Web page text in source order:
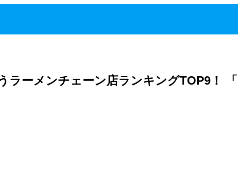
ラーメンチェーン店ランキングTOP9！